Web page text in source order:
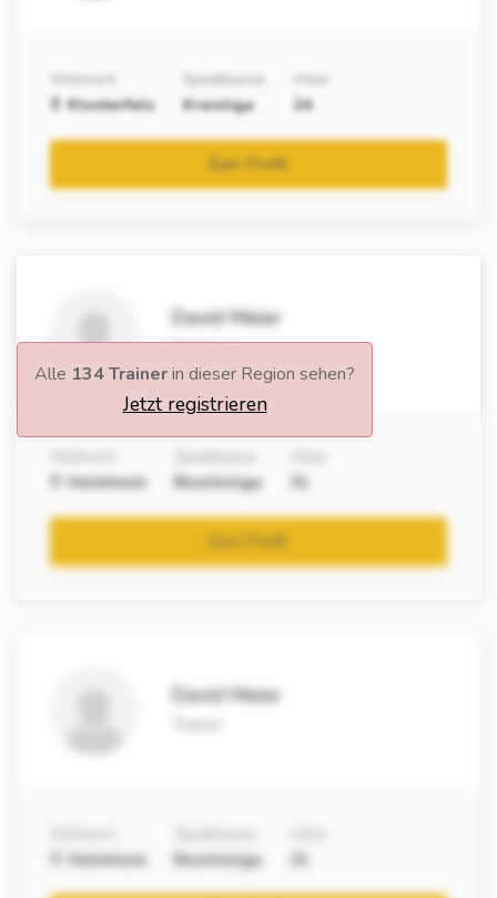
Wohnort
Klosterfels
Spielklasse
Kreisliga
Alter
24
Zum Profil
David Meier
Trainer
Helmheim
Bezirksliga
31
Zum Profil
Alle 134 Trainerin dieser Region sehen?
Jetzt registrieren
David Meier
Helmheim
Bezirksliga
31